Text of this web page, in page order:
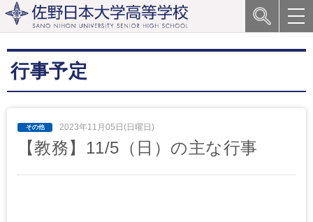
行事予定
2023年11月05日(日曜日)
【教務】11/5（日）の主な行事